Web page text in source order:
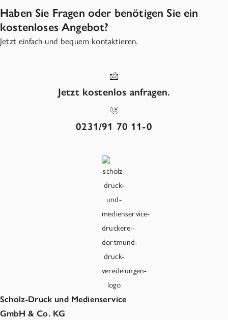
Haben Sie Fragen oder benötigen Sie ein
kostenloses Angebot?
Jetzt einfach und bequem kontaktieren.
Jetzt kostenlos anfragen.
0231/91 70 11-0
Scholz-Druck und Medienservice
GmbH & Co. KG